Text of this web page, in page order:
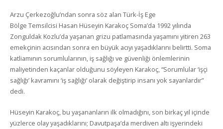
Arzu Çerkezoğlu’ndan sonra söz alan Türk-İş Ege
Bölge Temsilcisi Hasan Hüseyin Karakoç Soma’da 1992 yılında
Zonguldak Kozlu’da yaşanan grizu patlamasında yaşamını yitiren 263
emekçinin acısından sonra en büyük acıyı yaşadıklarını belirtti. Soma
katliamının sorumlularının, iş sağlığı ve güvenliği önlemlerinin
maliyetinden kaçanlar olduğunu söyleyen Karakoç, “Sorumlular ‘işçi
sağlığı’ kavramını ‘iş sağlığı’ olarak değiştirip insanı yok sayanlardır”
dedi.
Hüseyin Karakoç, bu yaşananların ilk olmadığını, son birkaç yıl içinde
yüzlerce olay yaşadıklarını; Davutpaşa’da merdiven altı işyerindeki